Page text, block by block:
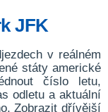
JFK
v reálném
státy americké
číslo letu,
odletu a aktuální
Zobrazit dřívější